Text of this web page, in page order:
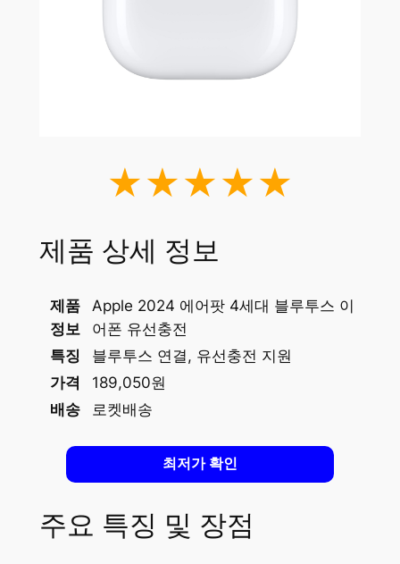
★★★★★
제품 상세 정보
제품
정보
Apple 2024 에어팟 4세대 블루투스 이
어폰 유선충전
특징
블루투스 연결, 유선충전 지원
가격
189,050원
배송
로켓배송
최저가 확인
주요 특징 및 장점